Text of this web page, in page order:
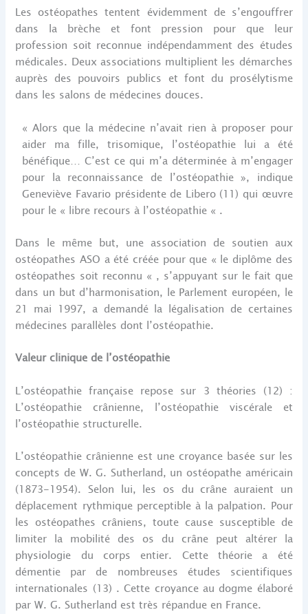
Les ostéopathes tentent évidemment de s’engouffrer
dans la brèche et font pression pour que leur
profession soit reconnue indépendamment des études
médicales. Deux associations multiplient les démarches
auprès des pouvoirs publics et font du prosélytisme
dans les salons de médecines douces.
« Alors que la médecine n’avait rien à proposer pour
aider ma fille, trisomique, l’ostéopathie lui a été
bénéfique… C’est ce qui m’a déterminée à m’engager
pour la reconnaissance de l’ostéopathie », indique
Geneviève Favario présidente de Libero (11) qui œuvre
pour le « libre recours à l’ostéopathie « .
Dans le même but, une association de soutien aux
ostéopathes ASO a été créée pour que « le diplôme des
ostéopathes soit reconnu « , s’appuyant sur le fait que
dans un but d’harmonisation, le Parlement européen, le
21 mai 1997, a demandé la légalisation de certaines
médecines parallèles dont l’ostéopathie.
Valeur clinique de l’ostéopathie
L’ostéopathie française repose sur 3 théories (12) :
L’ostéopathie crânienne, l’ostéopathie viscérale et
l’ostéopathie structurelle.
L’ostéopathie crânienne est une croyance basée sur les
concepts de W. G. Sutherland, un ostéopathe américain
(1873-1954). Selon lui, les os du crâne auraient un
déplacement rythmique perceptible à la palpation. Pour
les ostéopathes crâniens, toute cause susceptible de
limiter la mobilité des os du crâne peut altérer la
physiologie du corps entier. Cette théorie a été
démentie par de nombreuses études scientifiques
internationales (13) . Cette croyance au dogme élaboré
par W. G. Sutherland est très répandue en France.